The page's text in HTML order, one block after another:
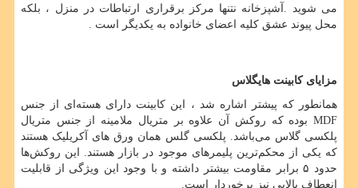
می شوید .آشپزخانه نتنها مرکز برقراری ارتباطات در منزل ، بلکه
محل پیوند عشق کلیه اعضای خانواده به یکدیگر است .
مزایای کابینت هایگلاس
همانطور که پیشتر اشاره شد ، این کابینت دارای هسته‌ای از جنس
MDF بوده که روکش آن علاوه بر متریال ملامینه از جنس متریال
پلکسی گلاس می‌باشد. پلکسی گلس همان ورق ‌های آکریلیک هستند
که یکی از محکم‌ترین پلیمرهای موجود در بازار هستند. این روکش‌ها
حدود ۵ برابر مقاومت بیشتر داشته و با وجود این ویژگی از قابلیت
انعطاف بالایی نیز برخوردار است.